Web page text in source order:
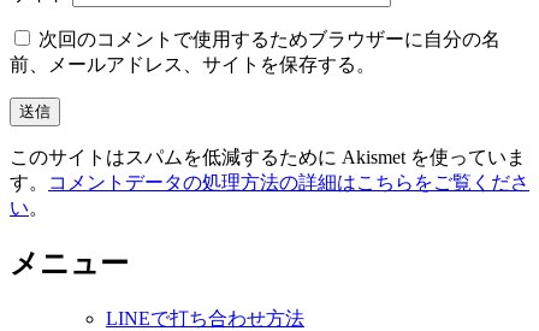
次回のコメントで使用するためブラウザーに自分の名
前、メールアドレス、サイトを保存する。
このサイトはスパムを低減するために Akismet を使っていま
す。
コメントデータの処理方法の詳細はこちらをご覧くださ
い。
メニュー
LINEで打ち合わせ方法